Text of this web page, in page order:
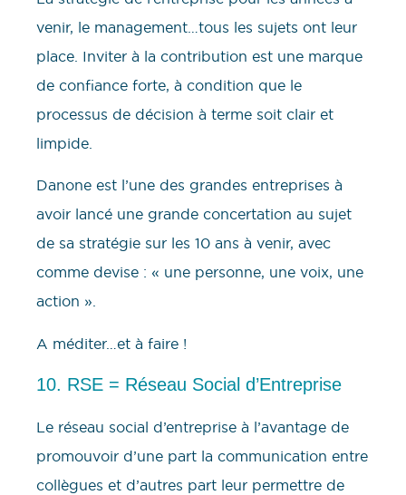
venir, le management…tous les sujets ont leur
place. Inviter à la contribution est une marque
de confiance forte, à condition que le
processus de décision à terme soit clair et
limpide.
Danone est l’une des grandes entreprises à
avoir lancé une grande concertation au sujet
de sa stratégie sur les 10 ans à venir, avec
comme devise : « une personne, une voix, une
action ».
A méditer…et à faire !
10. RSE = Réseau Social d’Entreprise
Le réseau social d’entreprise à l’avantage de
promouvoir d’une part la communication entre
collègues et d’autres part leur permettre de